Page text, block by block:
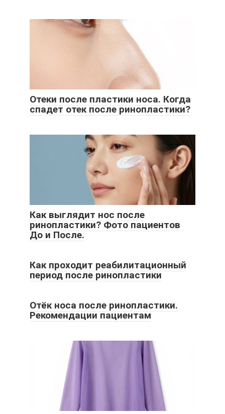
Отеки после пластики носа. Когда
спадет отек после ринопластики?
Как выглядит нос после
ринопластики? Фото пациентов
До и После.
Как проходит реабилитационный
период после ринопластики
Отёк носа после ринопластики.
Рекомендации пациентам